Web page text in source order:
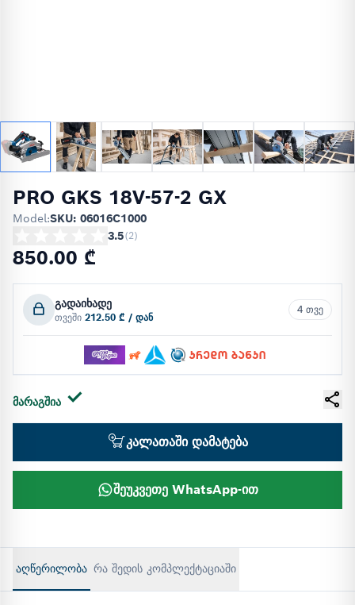
PRO GKS 18V-57-2 GX
Model:SKU: 06016C1000
3.5(2)
850.00 ₾
გადაიხადე
თვეში 212.50 ₾ / დან
4 თვე
მარაგშია
კალათაში დამატება
შეუკვეთე WhatsApp-ით
აღწერილობა რა შედის კომპლექტაციაში